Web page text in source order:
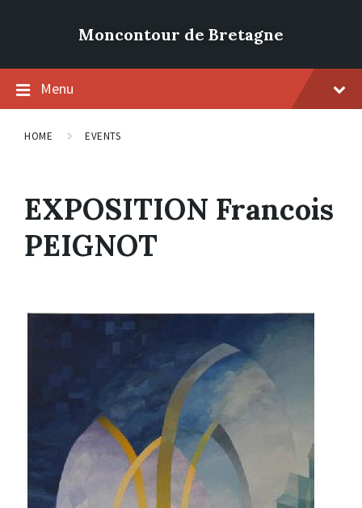
Moncontour de Bretagne
Menu
HOME EVENTS
EXPOSITION Francois
PEIGNOT